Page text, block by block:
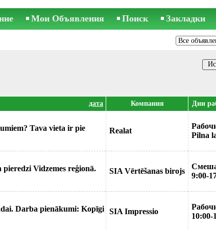
Мои Объявления Поиск Закладки
дата Компания Дни
Tava vieta ir pie
Realat
Pilna
Vidzemes reģionā.
SIA Vērtēšanas birojs
9:00-
Darba pienākumi: Kopīgi SIA Impressio
10:00-